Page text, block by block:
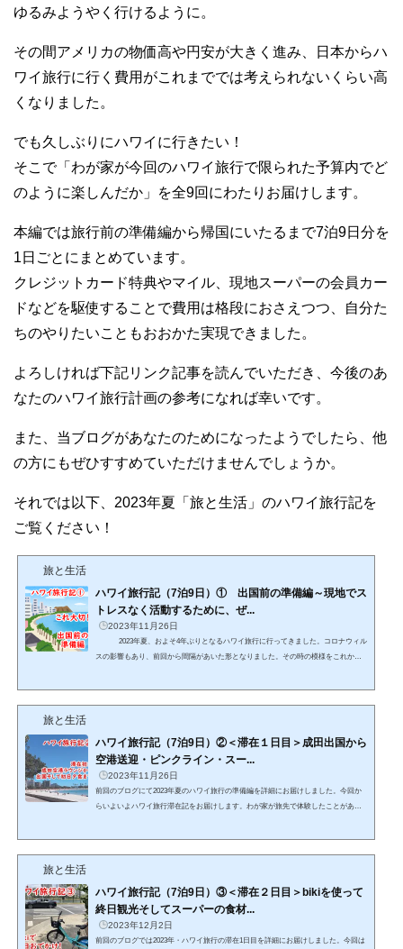
ゆるみようやく行けるように。
その間アメリカの物価高や円安が大きく進み、日本からハ
ワイ旅行に行く費用がこれまででは考えられないくらい高
くなりました。
でも久しぶりにハワイに行きたい！
そこで「わが家が今回のハワイ旅行で限られた予算内でど
のように楽しんだか」を全9回にわたりお届けします。
本編では旅行前の準備編から帰国にいたるまで7泊9日分を
1日ごとにまとめています。
クレジットカード特典やマイル、現地スーパーの会員カー
ドなどを駆使することで費用は格段におさえつつ、自分た
ちのやりたいこともおおかた実現できました。
よろしければ下記リンク記事を読んでいただき、今後のあ
なたのハワイ旅行計画の参考になれば幸いです。
また、当ブログがあなたのためになったようでしたら、他
の方にもぜひすすめていただけませんでしょうか。
それでは以下、2023年夏「旅と生活」のハワイ旅行記を
ご覧ください！
旅と生活
ハワイ旅行記（7泊9日）① 出国前の準備編～現地でス
トレスなく活動するために、ぜ...
2023年11月26日
2023年夏、およそ4年ぶりとなるハワイ旅行に行ってきました。コロナウィル
スの影響もあり、前回から間隔があいた形となりました。その時の模様をこれから9
旅と生活
ハワイ旅行記（7泊9日）②＜滞在１日目＞成田出国から
空港送迎・ピンクライン・スー...
2023年11月26日
前回のブログにて2023年夏のハワイ旅行の準備編を詳細にお届けしました。今回か
らいよいよハワイ旅行滞在記をお届けします。わが家が旅先で体験したことがあな
旅と生活
ハワイ旅行記（7泊9日）③＜滞在２日目＞bikiを使って
終日観光そしてスーパーの食材...
2023年12月2日
前回のブログでは2023年・ハワイ旅行の滞在1日目を詳細にお届けしました。今回は